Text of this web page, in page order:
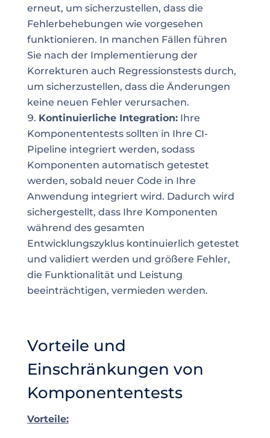
erneut, um sicherzustellen, dass die
Fehlerbehebungen wie vorgesehen
funktionieren. In manchen Fällen führen
Sie nach der Implementierung der
Korrekturen auch Regressionstests durch,
um sicherzustellen, dass die Änderungen
keine neuen Fehler verursachen.
Kontinuierliche Integration:Ihre
Komponententests sollten in Ihre CI-
Pipeline integriert werden, sodass
Komponenten automatisch getestet
werden, sobald neuer Code in Ihre
Anwendung integriert wird. Dadurch wird
sichergestellt, dass Ihre Komponenten
während des gesamten
Entwicklungszyklus kontinuierlich getestet
und validiert werden und größere Fehler,
die Funktionalität und Leistung
beeinträchtigen, vermieden werden.
Vorteile und
Einschränkungen von
Komponententests
Vorteile: